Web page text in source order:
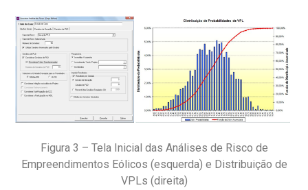
Figura 3 – Tela Inicial das Análises de Risco de
Empreendimentos Eólicos (esquerda) e Distribuição de
VPLs (direita)